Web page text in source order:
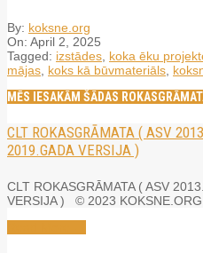
By: koksne.org
On: April 2, 2025
Tagged: izstādes koka ēku
mājas koks kā būvmateriāls
MĒS IESAKĀM ŠĀDAS
CLT ROKASGRĀMATA ( ASV
2019.GADA VERSIJA )
CLT ROKASGRĀMATA ( ASV
VERSIJA ) © 2023 KOKSNE.ORG